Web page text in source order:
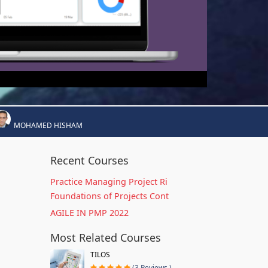
MOHAMED HISHAM
Recent Courses
Practice Managing Project Ri
Foundations of Projects Cont
AGILE IN PMP 2022
Most Related Courses
TILOS